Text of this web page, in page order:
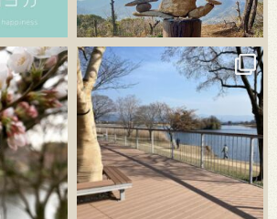
3月 18